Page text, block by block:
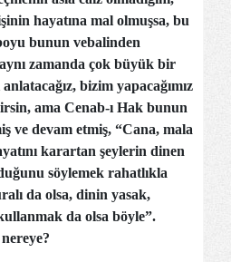
hayatına mal olmuşsa, bu
bunun vebalinden
zamanda çok büyük bir
bizim yapacağımız
ama Cenab-ı Hak bunun
ve devam etmiş, “Cana, mala
karartan şeylerin dinen
söylemek rahatlıkla
da olsa, dinin yasak,
da olsa böyle”.